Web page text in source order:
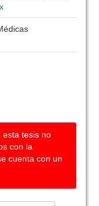
esta tesis no
con la
cuenta con un